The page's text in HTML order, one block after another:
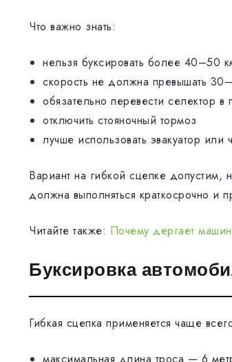
Что важно знать:
нельзя буксировать более 40–50
скорость не должна превышать
обязательно перевести селектор
отключить стояночный тормоз
лучше использовать эвакуатор или
Вариант на гибкой сцепке
должна выполняться краткосрочно и
Читайте также: Почему дергает
Буксировка
Гибкая сцепка применяется чаще